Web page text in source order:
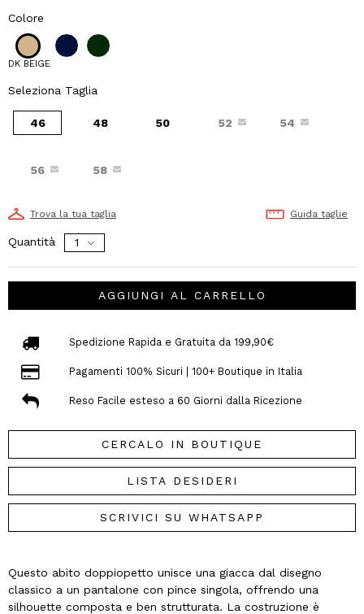
Colore
DK BEIGE
Seleziona Taglia
46 48 50 52 54
56 58
Trova la tua taglia Guida taglie
Quantità
AGGIUNGI AL CARRELLO
Spedizione Rapida e Gratuita da 199,90€
Pagamenti 100% Sicuri | 100+ Boutique in Italia
Reso Facile esteso a 60 Giorni dalla Ricezione
CERCALO IN BOUTIQUE
LISTA DESIDERI
SCRIVICI SU WHATSAPP
Questo abito doppiopetto unisce una giacca dal disegno
classico a un pantalone con pince singola, offrendo una
silhouette composta e ben strutturata. La costruzione è